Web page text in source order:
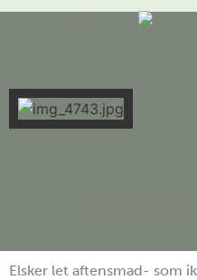
Elsker let aftensmad- som